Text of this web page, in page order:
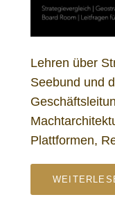
Lehren über
Seebund und
Plattformen,